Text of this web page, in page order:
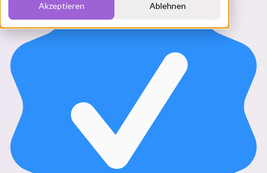
Akzeptieren Ablehnen